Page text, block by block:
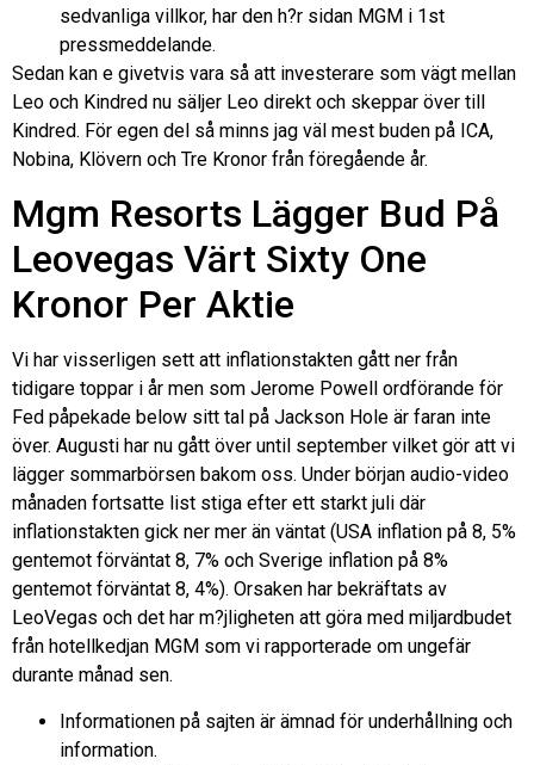
sedvanliga villkor, har den h?r sidan MGM i 1st
pressmeddelande.
Sedan kan e givetvis vara så att investerare som vägt mellan
Leo och Kindred nu säljer Leo direkt och skeppar över till
Kindred. För egen del så minns jag väl mest buden på ICA,
Nobina, Klövern och Tre Kronor från föregående år.
Mgm Resorts Lägger Bud På
Leovegas Värt Sixty One
Kronor Per Aktie
Vi har visserligen sett att inflationstakten gått ner från
tidigare toppar i år men som Jerome Powell ordförande för
Fed påpekade below sitt tal på Jackson Hole är faran inte
över. Augusti har nu gått över until september vilket gör att vi
lägger sommarbörsen bakom oss. Under början audio-video
månaden fortsatte list stiga efter ett starkt juli där
inflationstakten gick ner mer än väntat (USA inflation på 8, 5%
gentemot förväntat 8, 7% och Sverige inflation på 8%
gentemot förväntat 8, 4%). Orsaken har bekräftats av
LeoVegas och det har m?jligheten att göra med miljardbudet
från hotellkedjan MGM som vi rapporterade om ungefär
durante månad sen.
Informationen på sajten är ämnad för underhållning och
information.